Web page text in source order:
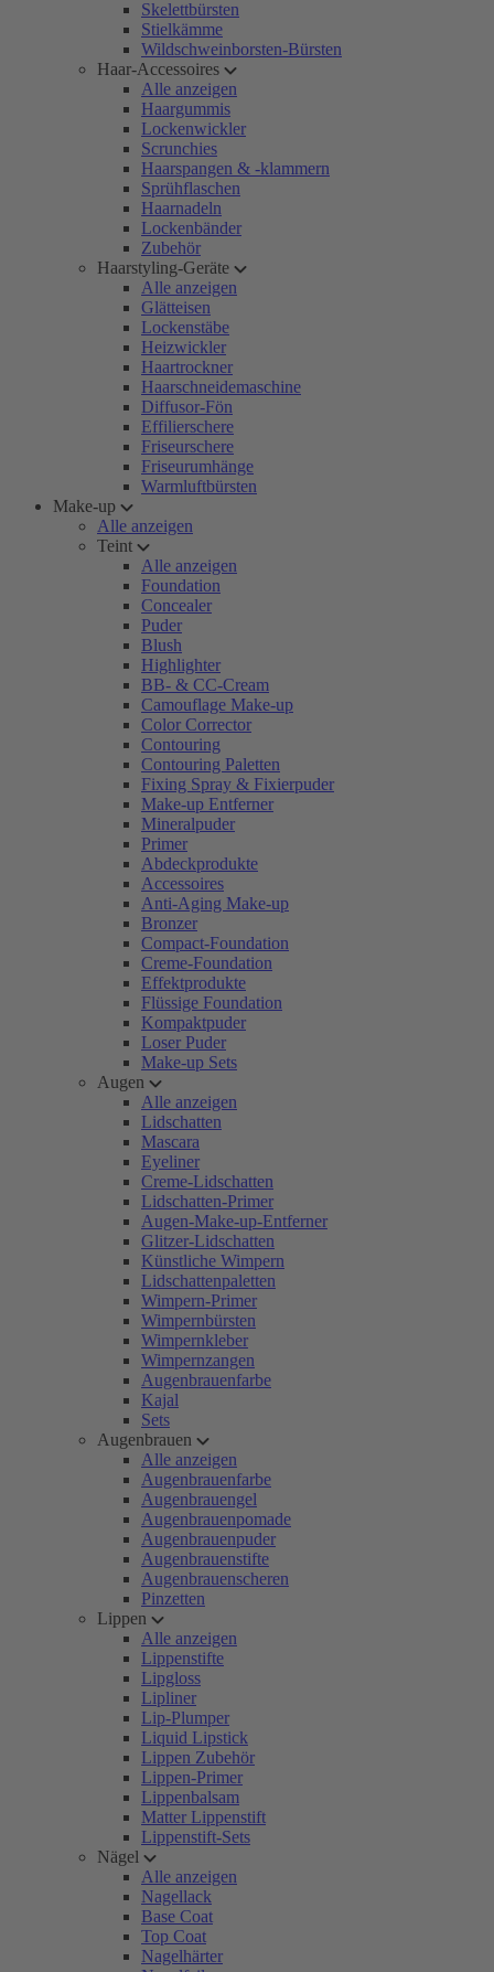
Skelettbürsten
Stielkämme
Wildschweinborsten-Bürsten
Haar-Accessoires
Alle anzeigen
Haargummis
Lockenwickler
Scrunchies
Haarspangen & -klammern
Sprühflaschen
Haarnadeln
Lockenbänder
Zubehör
Haarstyling-Geräte
Alle anzeigen
Glätteisen
Lockenstäbe
Heizwickler
Haartrockner
Haarschneidemaschine
Diffusor-Fön
Effilierschere
Friseurschere
Friseurumhänge
Warmluftbürsten
Make-up
Alle anzeigen
Teint
Alle anzeigen
Foundation
Concealer
Puder
Blush
Highlighter
BB- & CC-Cream
Camouflage Make-up
Color Corrector
Contouring
Contouring Paletten
Fixing Spray & Fixierpuder
Make-up Entferner
Mineralpuder
Primer
Abdeckprodukte
Accessoires
Anti-Aging Make-up
Bronzer
Compact-Foundation
Creme-Foundation
Effektprodukte
Flüssige Foundation
Kompaktpuder
Loser Puder
Make-up Sets
Augen
Alle anzeigen
Lidschatten
Mascara
Eyeliner
Creme-Lidschatten
Lidschatten-Primer
Augen-Make-up-Entferner
Glitzer-Lidschatten
Künstliche Wimpern
Lidschattenpaletten
Wimpern-Primer
Wimpernbürsten
Wimpernkleber
Wimpernzangen
Augenbrauenfarbe
Kajal
Sets
Augenbrauen
Alle anzeigen
Augenbrauenfarbe
Augenbrauengel
Augenbrauenpomade
Augenbrauenpuder
Augenbrauenstifte
Augenbrauenscheren
Pinzetten
Lippen
Alle anzeigen
Lippenstifte
Lipgloss
Lipliner
Lip-Plumper
Liquid Lipstick
Lippen Zubehör
Lippen-Primer
Lippenbalsam
Matter Lippenstift
Lippenstift-Sets
Nägel
Alle anzeigen
Nagellack
Base Coat
Top Coat
Nagelhärter